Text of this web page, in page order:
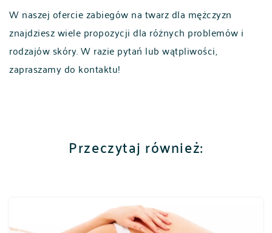
POLSKI ENGLISH
W naszej ofercie zabiegów na twarz dla mężczyzn
znajdziesz wiele propozycji dla różnych problemów i
rodzajów skóry. W razie pytań lub wątpliwości,
zapraszamy do kontaktu!
Przeczytaj również: